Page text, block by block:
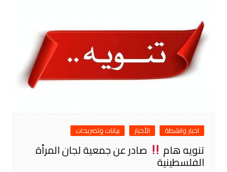
اخبار وانشطة الأخبار بيانات وتصريحات
تنويه هام صادر عن جمعية لجان المرأة
الفلسطينية